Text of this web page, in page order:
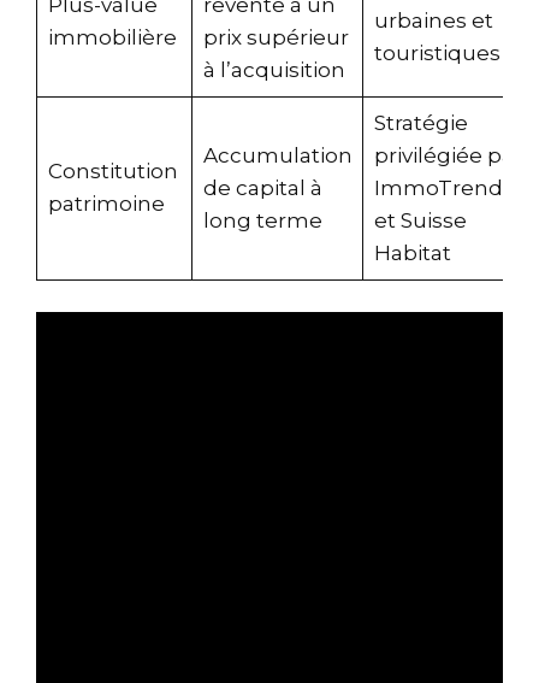
Plus-value
immobilière
revente à un
prix supérieur
à l’acquisition
urbaines et
touristiques
Constitution
patrimoine
Accumulation
de capital à
long terme
Stratégie
privilégiée par
ImmoTrend
et Suisse
Habitat